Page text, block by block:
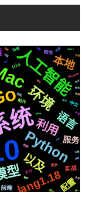
统
人工智能
环境
Python
型以及
利用
lang1.18
本地
语言
配置
服务
前端
实战
Iris
中文
微信
制作
支付
协程
图片
Whisper
深度
结构
原生
检测
github
属于
协议
页面
https
简历
布局
集群
声音
数据
推送
格式
字幕
推荐
celery
镜像
各种
存储
统一